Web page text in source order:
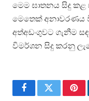
මෙම ඝාතනය සිදු
මෙතෙක් අනාවරණය
අත්අඩංගුවට ගැනීම
විමර්ශන සිදු කරනු
FacebookTwitter